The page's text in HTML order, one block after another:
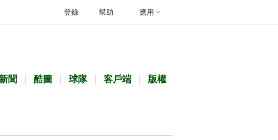
幫助 應用
登錄
新聞 酷圖 球隊 客戶端 版權